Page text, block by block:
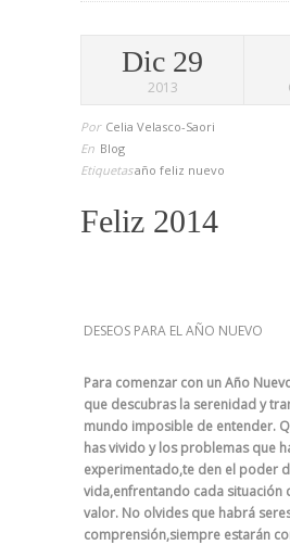
Dic 29
2013
Por Celia Velasco-Saori
En Blog
Etiquetasaño feliz nuevo
Feliz 2014
DESEOS PARA EL AÑO NUEVO
Para comenzar con un Año
que descubras la serenidad y
mundo imposible de entender.
has vivido y los problemas que
experimentado,te den el poder
vida,enfrentando cada situación
valor. No olvides que habrá
comprensión,siempre estarán